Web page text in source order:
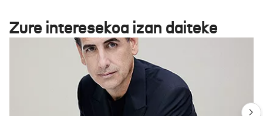
Zure interesekoa izan daiteke